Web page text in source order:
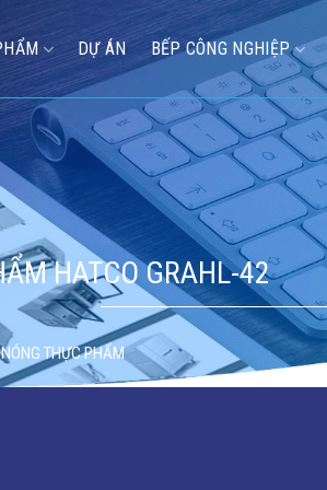
DỰ ÁN BẾP CÔNG NGHIỆP
HATCO GRAHL-42
THỰC PHẨM